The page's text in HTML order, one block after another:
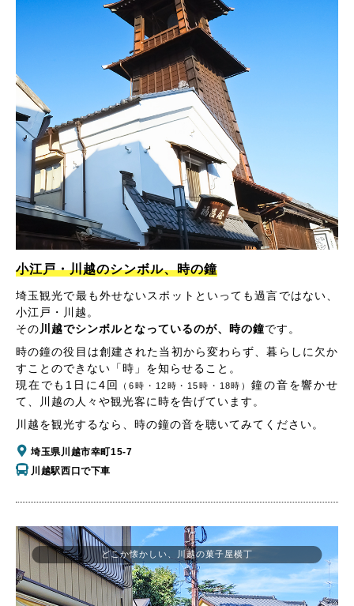
小江戸・川越のシンボル、時の鐘
埼玉観光で最も外せないスポットといっても過言ではない、
小江戸・川越。
その川越でシンボルとなっているのが、時の鐘です。
時の鐘の役目は創建された当初から変わらず、暮らしに欠か
すことのできない「時」を知らせること。
現在でも1日に4回
（6時・12時・15時・18時）鐘の音を響かせ
て、川越の人々や観光客に時を告げています。
川越を観光するなら、時の鐘の音を聴いてみてください。
埼玉県川越市幸町15-7
川越駅西口で下車
どこか懐かしい、川越の菓子屋横丁